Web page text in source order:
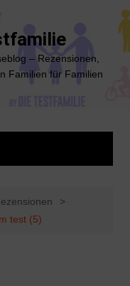
– Rezensionen,
Familien für Familien
test (5)